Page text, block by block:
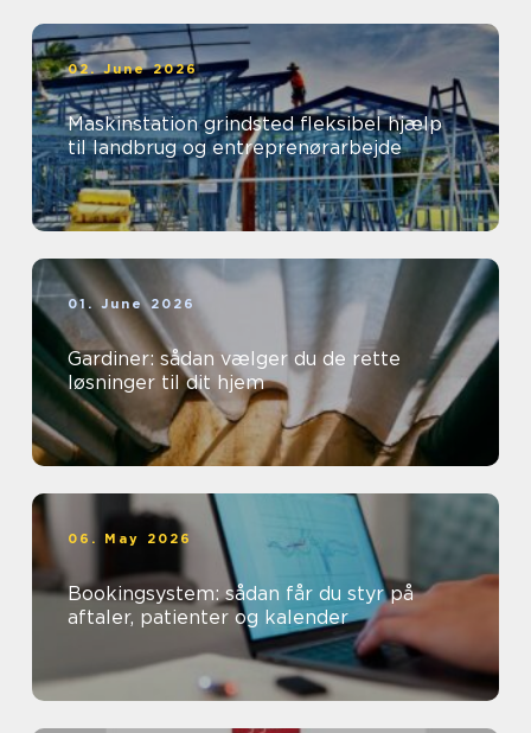
02. June 2026
Maskinstation grindsted fleksibel hjælp
til landbrug og entreprenørarbejde
01. June 2026
Gardiner: sådan vælger du de rette
løsninger til dit hjem
06. May 2026
Bookingsystem: sådan får du styr på
aftaler, patienter og kalender